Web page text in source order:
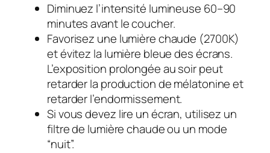
Diminuez l’intensité lumineuse 60–90
minutes avant le coucher.
Favorisez une lumière chaude (2700K)
et évitez la lumière bleue des écrans.
L’exposition prolongée au soir peut
retarder la production de mélatonine et
retarder l’endormissement.
Si vous devez lire un écran, utilisez un
filtre de lumière chaude ou un mode
“nuit”.